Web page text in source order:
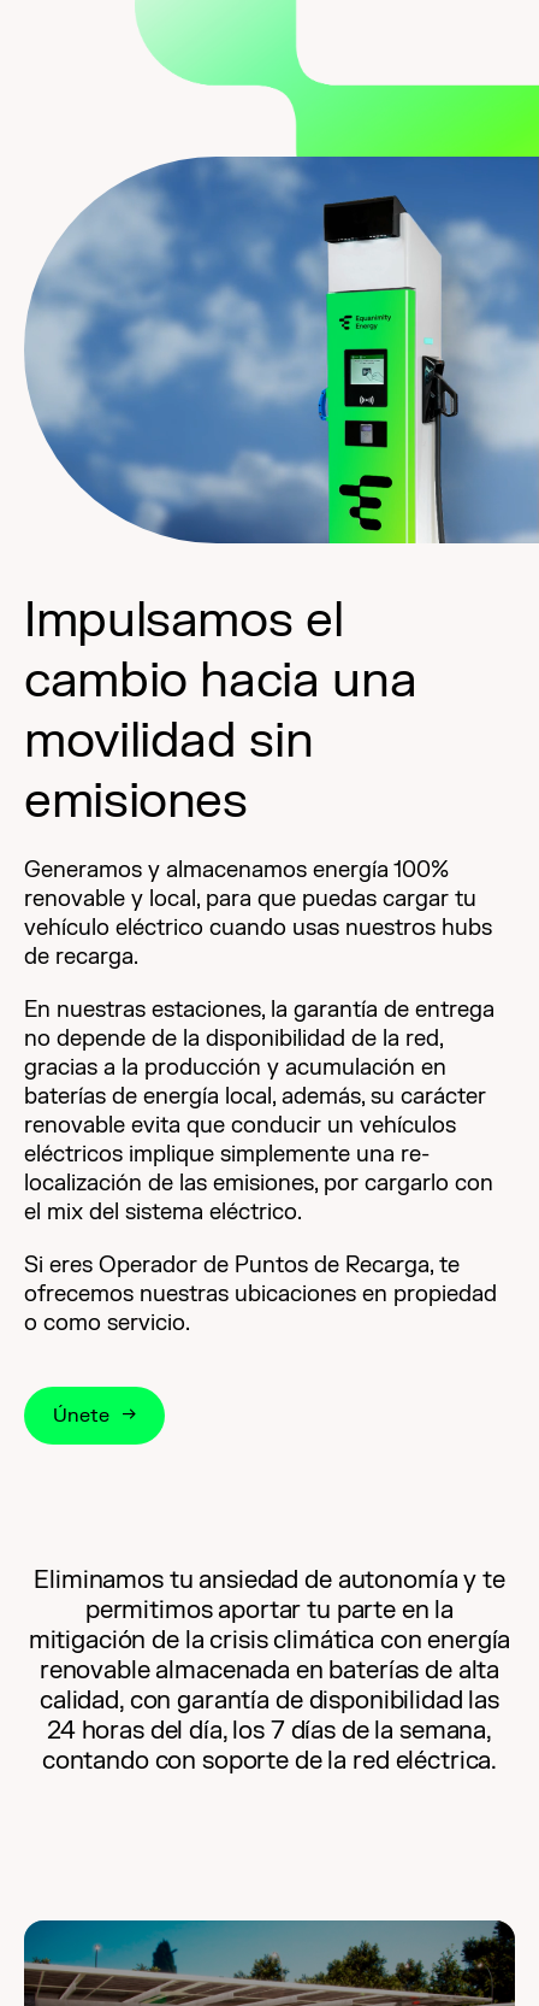
Impulsamos el
cambio hacia una
movilidad sin
emisiones
Generamos y almacenamos energía 100%
renovable y local, para que puedas cargar tu
vehículo eléctrico cuando usas nuestros hubs
de recarga.
En nuestras estaciones, la garantía de entrega
no depende de la disponibilidad de la red,
gracias a la producción y acumulación en
baterías de energía local, además, su carácter
renovable evita que conducir un vehículos
eléctricos implique simplemente una re-
localización de las emisiones, por cargarlo con
el mix del sistema eléctrico.
Si eres Operador de Puntos de Recarga, te
ofrecemos nuestras ubicaciones en propiedad
o como servicio.
Únete
Eliminamos tu ansiedad de autonomía y te
permitimos aportar tu parte en la
mitigación de la crisis climática con energía
renovable almacenada en baterías de alta
calidad, con garantía de disponibilidad las
24 horas del día, los 7 días de la semana,
contando con soporte de la red eléctrica.